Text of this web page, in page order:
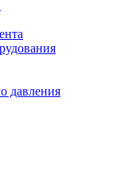
давления